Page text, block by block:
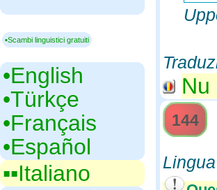
▪Scambi linguistici gratuiti
•‎English
•‎Türkçe
•‎Français
•‎Español
▪▪‎Italiano
Nu
144